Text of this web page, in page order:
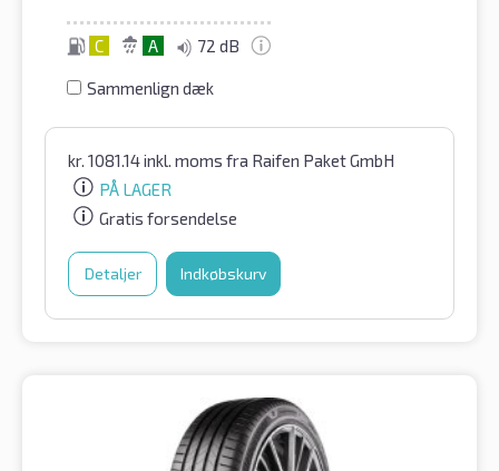
C A 72 dB
Sammenlign dæk
kr. 1081.14inkl. moms fra Raifen Paket GmbH
PÅ LAGER
Gratis forsendelse
Detaljer Indkøbskurv